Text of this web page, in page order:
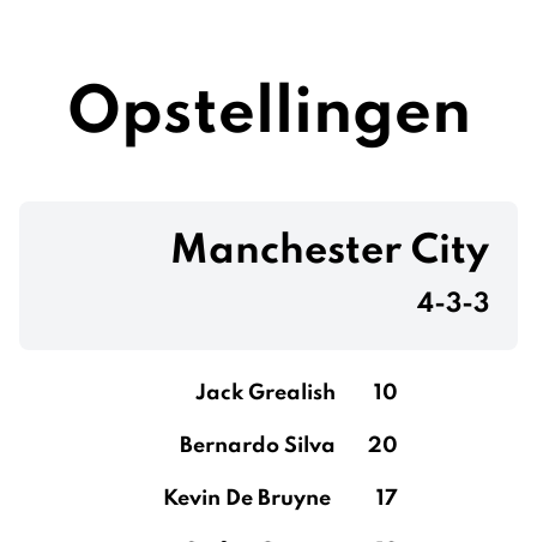
Opstellingen
Manchester City
4-3-3
Jack Grealish 10
Bernardo Silva 20
Kevin De Bruyne 17